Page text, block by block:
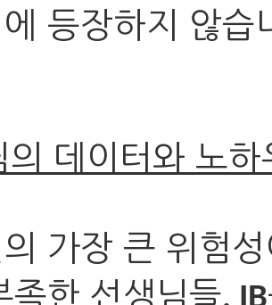
등장하지 않습
데이터와 노하
가장 큰 위험
족한 선생님들